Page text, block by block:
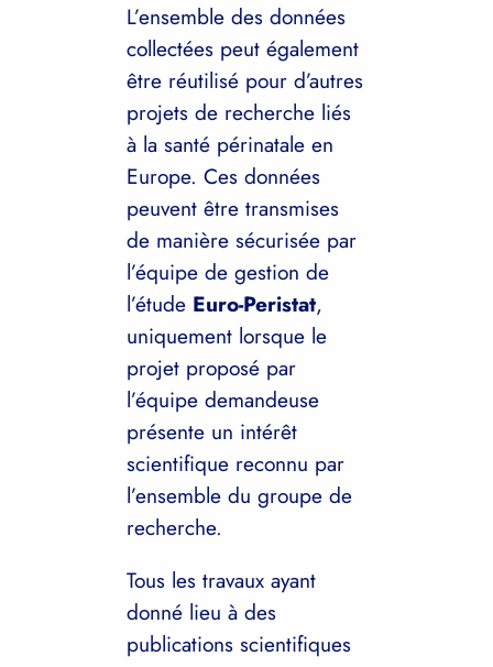
L’ensemble des données
collectées peut également
être réutilisé pour d’autres
projets de recherche liés
à la santé périnatale en
Europe. Ces données
peuvent être transmises
de manière sécurisée par
l’équipe de gestion de
l’étude Euro-Peristat,
uniquement lorsque le
projet proposé par
l’équipe demandeuse
présente un intérêt
scientifique reconnu par
l’ensemble du groupe de
recherche.
Tous les travaux ayant
donné lieu à des
publications scientifiques